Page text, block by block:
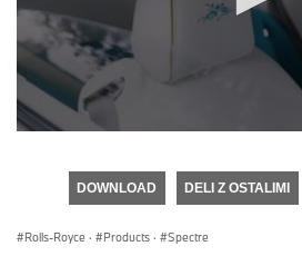
seconds
DOWNLOAD DELI Z OSTALIMI
Rolls-Royce · Products · Spectre